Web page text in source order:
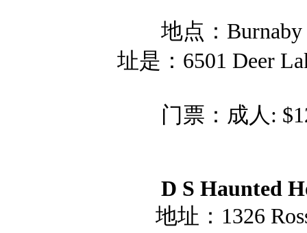
地点：Burnaby
址是：6501 Deer
门票：成人:
D S Haunted
地址：1326 Ross